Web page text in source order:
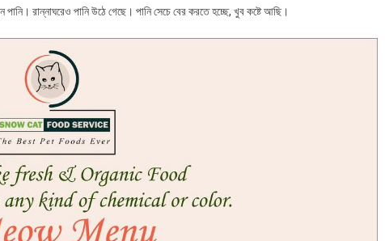
পানি। রান্নাঘরেও পানি উঠে গেছে। পানি সেচে বের করতে হচ্ছে, খুব কষ্টে আছি।